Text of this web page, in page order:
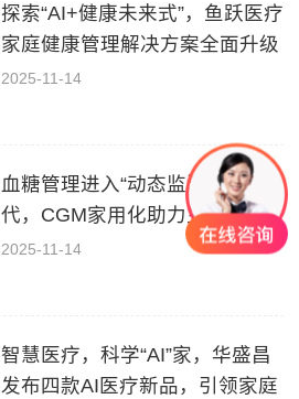
探索“AI+健康未来式”，鱼跃医疗
家庭健康管理解决方案全面升级
2025-11-14
血糖管理进入“动态监测”新时
代，CGM家用化助力主动健康
2025-11-14
智慧医疗，科学“AI”家，华盛昌
发布四款AI医疗新品，引领家庭